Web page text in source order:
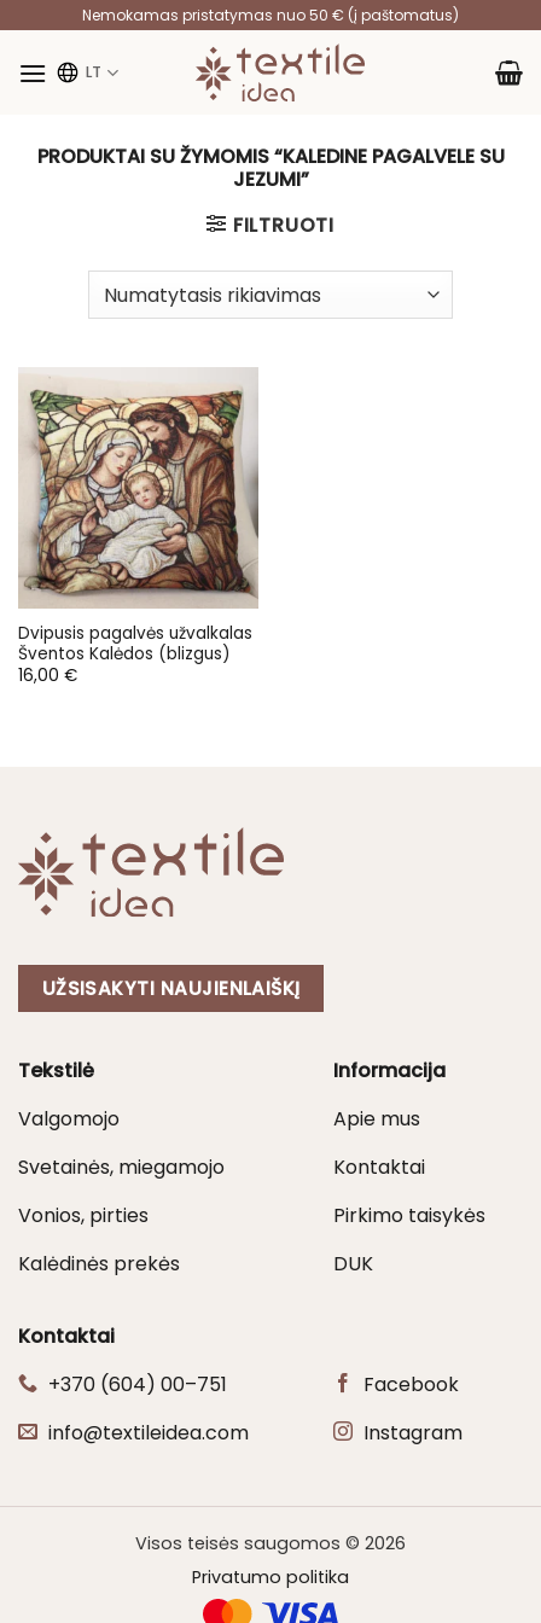
content
Nemokamas pristatymas nuo 50 € (į paštomatus)
LT
PRODUKTAI SU ŽYMOMIS “KALEDINE PAGALVELE SU
JEZUMI”
FILTRUOTI
Dvipusis pagalvės užvalkalas
Šventos Kalėdos (blizgus)
16,00 €
UŽSISAKYTI NAUJIENLAIŠKĮ
Tekstilė
Valgomojo
Svetainės, miegamojo
Vonios, pirties
Kalėdinės prekės
Informacija
Apie mus
Kontaktai
Pirkimo taisykės
DUK
Kontaktai
+370 (604) 00–751
info@textileidea.com
Facebook
Instagram
Visos teisės saugomos © 2026
Privatumo politika